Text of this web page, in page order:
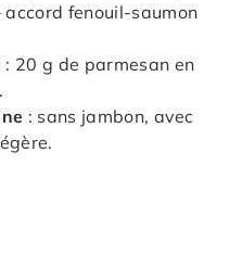
fenouil-saumon
: 20 g de parmesan en
: sans jambon, avec